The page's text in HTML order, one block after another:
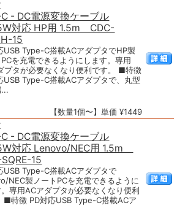
- DC電源変換ケーブル
対応 HP用 1.5m CDC-
15
USB Type-C搭載ACアダプタでHP製
PCを充電できるようにします。専用
プタが必要なくなり便利です。 ■特徴
USB Type-C搭載ACアダプタで、丸型
【数量1個〜】単価 ¥1449
- DC電源変換ケーブル
対応 Lenovo/NEC用 1.5m
15
USB Type-C搭載ACアダプタで
NEC製ノートPCを充電できるように
。専用ACアダプタが必要なくなり便利
■特徴 PD対応USB Type-C搭載ACア